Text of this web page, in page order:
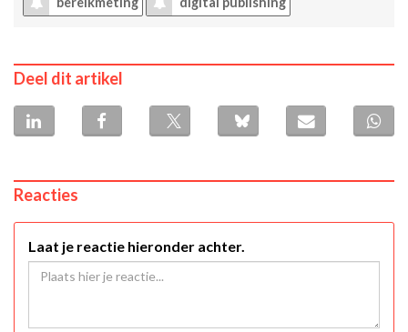
Deel dit artikel
Reacties
Laat je reactie hieronder achter.